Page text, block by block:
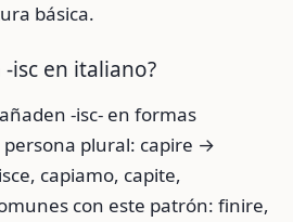
básica.
isc en italiano?
-isc- en formas
plural: capire →
capiamo, capite,
con este patrón: finire,